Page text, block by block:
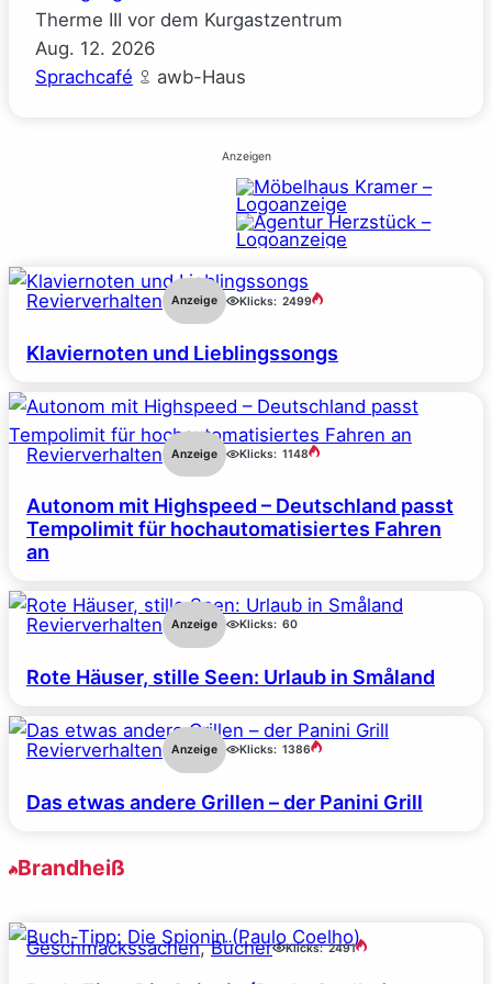
Therme III vor dem Kurgastzentrum
Aug. 12. 2026
Sprachcafé
awb-Haus
Anzeigen
Revierverhalten Anzeige Klicks: 2499
Klaviernoten und Lieblingssongs
Revierverhalten Anzeige Klicks: 1148
Autonom mit Highspeed – Deutschland passt
Tempolimit für hochautomatisiertes Fahren
an
Revierverhalten Anzeige Klicks: 60
Rote Häuser, stille Seen: Urlaub in Småland
Revierverhalten Anzeige Klicks: 1386
Das etwas andere Grillen – der Panini Grill
Brandheiß
Geschmackssachen, Bücher Klicks: 2491